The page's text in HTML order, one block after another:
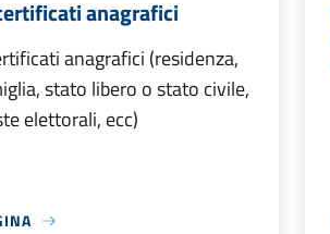
anagrafici
anagrafici (residenza,
stato libero o stato civile,
elettorali, ecc)